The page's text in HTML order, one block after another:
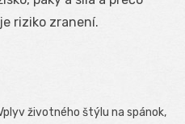
riziko zranení.
životného štýlu na spánok,